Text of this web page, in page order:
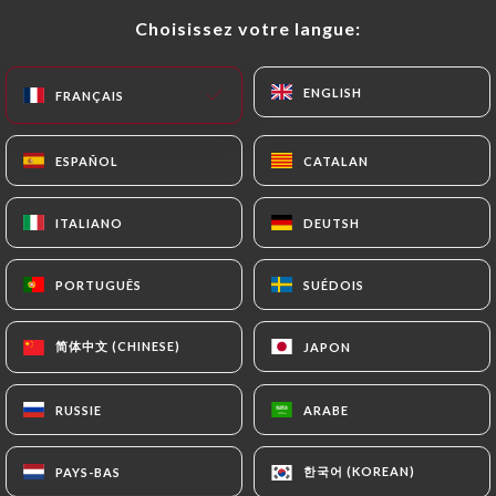
Choisissez votre langue:
FRANÇAIS ENGLISH
ESPAÑOL CATALAN
ITALIANO DEUTSH
PORTUGUÊS SUÉDOIS
简体中文 (CHINESE) JAPON
RUSSIE ARABE
PAYS-BAS 한국어 (KOREAN)
ACCUEIL/CONTACT
Contact
Restaurant Tonton
Choisissez votre langue:
FRANÇAIS ENGLISH
ESPAÑOL CATALAN
ITALIANO DEUTSH
PORTUGUÊS SUÉDOIS
简体中文 (CHINESE) JAPON
RUSSIE ARABE
PAYS-BAS 한국어 (KOREAN)